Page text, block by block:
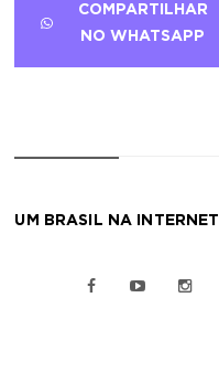
COMPARTILHAR
NO WHATSAPP
UM BRASIL NA INTERNET